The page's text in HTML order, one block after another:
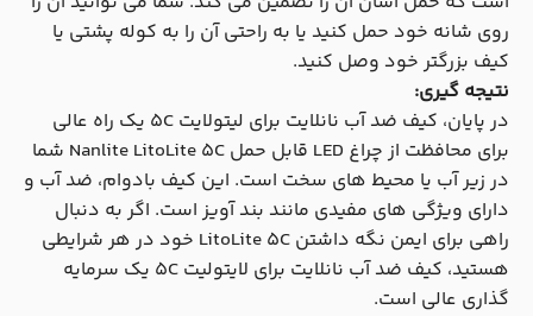
روی شانه خود حمل کنید یا به راحتی آن را به کوله پشتی یا
کیف بزرگتر خود وصل کنید.
نتیجه گیری:
در پایان، کیف ضد آب نانلایت برای لیتولایت ۵C یک راه عالی
برای محافظت از چراغ LED قابل حمل Nanlite LitoLite 5C شما
در زیر آب یا محیط های سخت است. این کیف بادوام، ضد آب و
دارای ویژگی های مفیدی مانند بند آویز است. اگر به دنبال
راهی برای ایمن نگه داشتن LitoLite 5C خود در هر شرایطی
هستید، کیف ضد آب نانلایت برای لایتولیت ۵C یک سرمایه
گذاری عالی است.